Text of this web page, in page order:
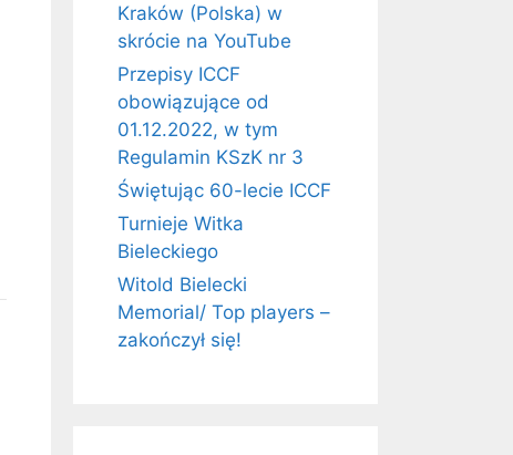
Kraków (Polska) w
skrócie na YouTube
Przepisy ICCF
obowiązujące od
01.12.2022, w tym
Regulamin KSzK nr 3
Świętując 60-lecie ICCF
Turnieje Witka
Bieleckiego
Witold Bielecki
Memorial/ Top players –
zakończył się!